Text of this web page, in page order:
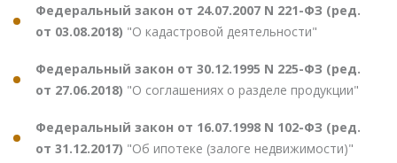
Федеральный закон от 24.07.2007 N 221-ФЗ (ред.
от 03.08.2018) "О кадастровой деятельности"
Федеральный закон от 30.12.1995 N 225-ФЗ (ред.
от 27.06.2018) "О соглашениях о разделе продукции"
Федеральный закон от 16.07.1998 N 102-ФЗ (ред.
от 31.12.2017) "Об ипотеке (залоге недвижимости)"